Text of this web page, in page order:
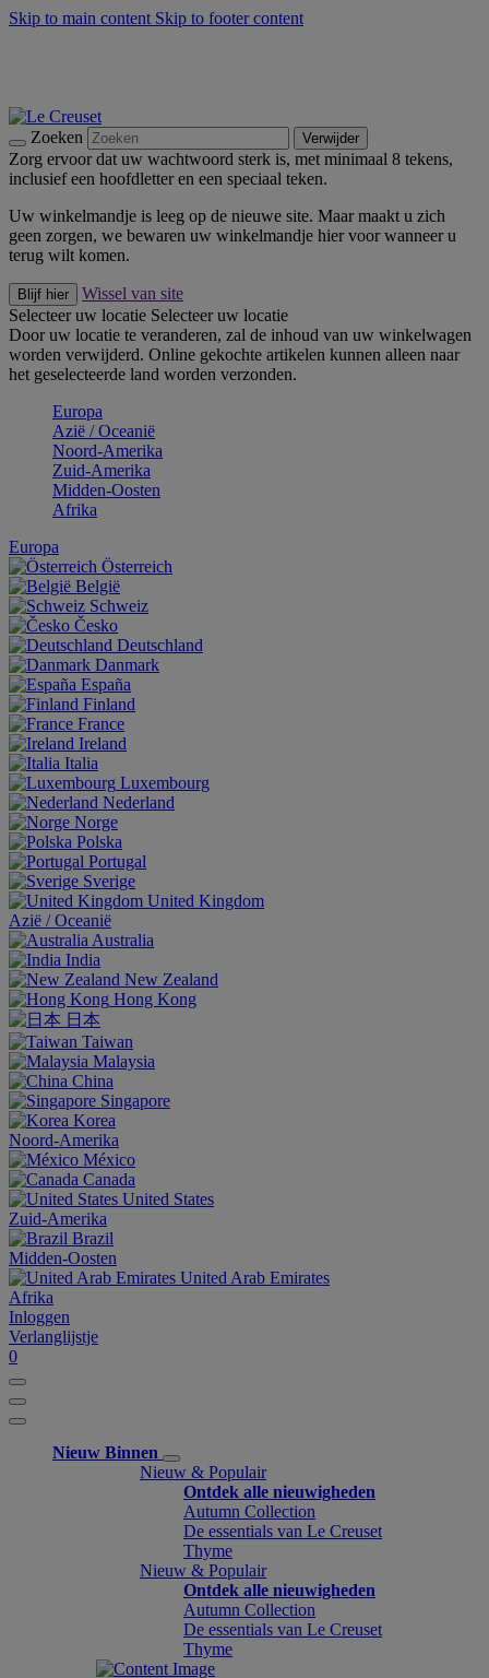
Skip to main content Skip to footer content
Zoeken Verwijder
Zorg ervoor dat uw wachtwoord sterk is, met minimaal 8 tekens,
inclusief een hoofdletter en een speciaal teken.
Uw winkelmandje is leeg op de nieuwe site. Maar maakt u zich
geen zorgen, we bewaren uw winkelmandje hier voor wanneer u
terug wilt komen.
Blijf hier
Wissel van site
Selecteer uw locatie Selecteer uw locatie
Door uw locatie te veranderen, zal de inhoud van uw winkelwagen
worden verwijderd. Online gekochte artikelen kunnen alleen naar
het geselecteerde land worden verzonden.
Europa
Aziё / Oceaniё
Noord-Amerika
Zuid-Amerika
Midden-Oosten
Afrika
Europa
Österreich
België
Schweiz
Česko
Deutschland
Danmark
España
Finland
France
Ireland
Italia
Luxembourg
Nederland
Norge
Polska
Portugal
Sverige
United Kingdom
Aziё / Oceaniё
Australia
India
New Zealand
Hong Kong
日本
Taiwan
Malaysia
China
Singapore
Korea
Noord-Amerika
México
Canada
United States
Zuid-Amerika
Brazil
Midden-Oosten
United Arab Emirates
Afrika
Inloggen
Verlanglijstje
0
Nieuw Binnen
Nieuw & Populair
Ontdek alle nieuwigheden
Autumn Collection
De essentials van Le Creuset
Thyme
Nieuw & Populair
Ontdek alle nieuwigheden
Autumn Collection
De essentials van Le Creuset
Thyme